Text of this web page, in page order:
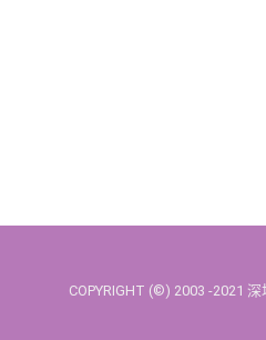
COPYRIGHT (©) 2003 -2021